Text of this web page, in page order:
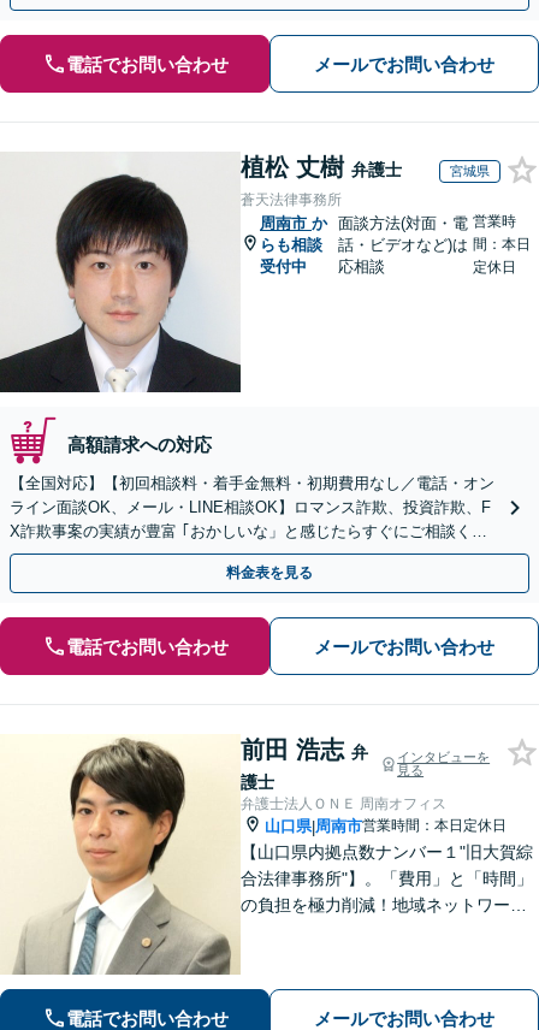
電話でお問い合わせ メールでお問い合わせ
植松 丈樹 弁護士 宮城県
蒼天法律事務所
周南市 か
らも相談
受付中
面談方法(対面・電
話・ビデオなど)は
応相談
営業時
間：本日
定休日
高額請求への対応
【全国対応】【初回相談料・着手金無料・初期費用なし／電話・オン
ライン面談OK、メール・LINE相談OK】ロマンス詐欺、投資詐欺、F
X詐欺事案の実績が豊富 ｢おかしいな」と感じたらすぐにご相談くだ
さい。
料金表を見る
電話でお問い合わせ メールでお問い合わせ
前田 浩志 弁
護士
インタビューを
見る
弁護士法人ＯＮＥ 周南オフィス
山口県|周南市営業時間：本日定休日
【山口県内拠点数ナンバー１"旧大賀綜
合法律事務所"】。「費用」と「時間」
の負担を極力削減！地域ネットワーク
税対策なども親身に対応◎
電話でお問い合わせ メールでお問い合わせ